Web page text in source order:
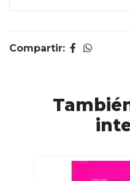
Compartir: